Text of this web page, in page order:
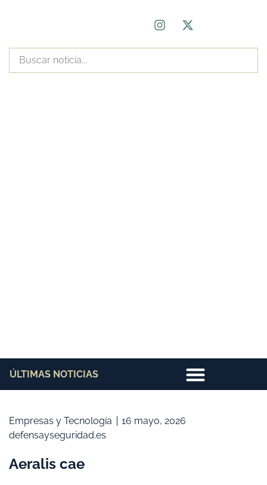
ÚLTIMAS NOTICIAS
Empresas y Tecnología
16 mayo, 2026
defensayseguridad.es
Aeralis cae